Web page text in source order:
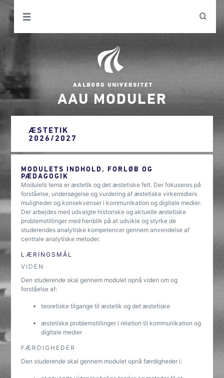
AAU MODULER
ÆSTETIK
2026/2027
MODULETS INDHOLD, FORLØB OG
PÆDAGOGIK
Modulets tema er æstetik og det æstetiske felt. Der fokuseres på
forståelse, undersøgelse og vurdering af æstetiske virkemidlers
muligheder og konsekvenser i kommunikation og digitale medier.
Der arbejdes med udvalgte historiske og aktuelle æstetiske
problemstillinger med henblik på at udvikle og styrke de
studerendes analytiske kompetencer gennem anvendelse af
centrale analytiske metoder.
LÆRINGSMÅL
VIDEN
Den studerende skal gennem modulet opnå viden om og
forståelse af:
teoretiske tilgange til æstetik og det æstetiske
æstetiske problemstillinger i relation til kommunikation og
digitale medier
FÆRDIGHEDER
Den studerende skal gennem modulet opnå færdigheder i: